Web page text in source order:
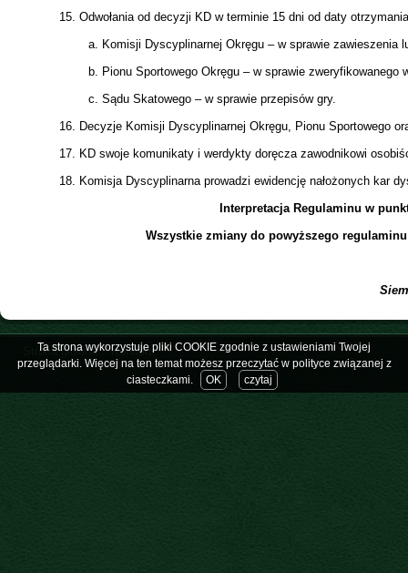
15. Odwołania od decyzji KD w terminie 15 dni od daty otrzymania
a. Komisji Dyscyplinarnej Okręgu – w sprawie zawieszenia
b. Pionu Sportowego Okręgu – w sprawie zweryfikowanego
c. Sądu Skatowego – w sprawie przepisów gry.
16. Decyzje Komisji Dyscyplinarnej Okręgu, Pionu Sportowego
17. KD swoje komunikaty i werdykty doręcza zawodnikowi
18. Komisja Dyscyplinarna prowadzi ewidencję nałożonych kar
Interpretacja Regulaminu w
Wszystkie zmiany do powyższego
Siemianowice
Strona główna Kontakt
Ta strona wykorzystuje pliki COOKIE zgodnie z ustawieniami Twojej
przeglądarki. Więcej na ten temat możesz przeczytać w polityce związanej z
ciasteczkami.
OK czytaj